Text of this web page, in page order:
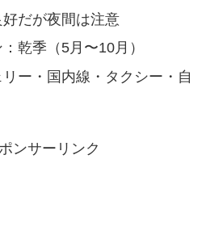
だが夜間は注意
乾季（5月〜10月）
ー・国内線・タクシー・自
ンサーリンク